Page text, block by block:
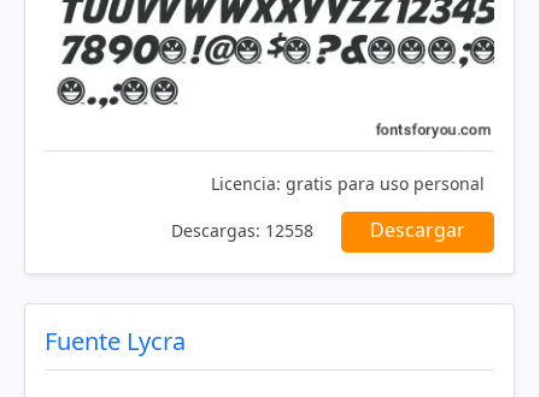
Licencia: gratis para uso personal
Descargas: 12558 Descargar
Fuente Lycra